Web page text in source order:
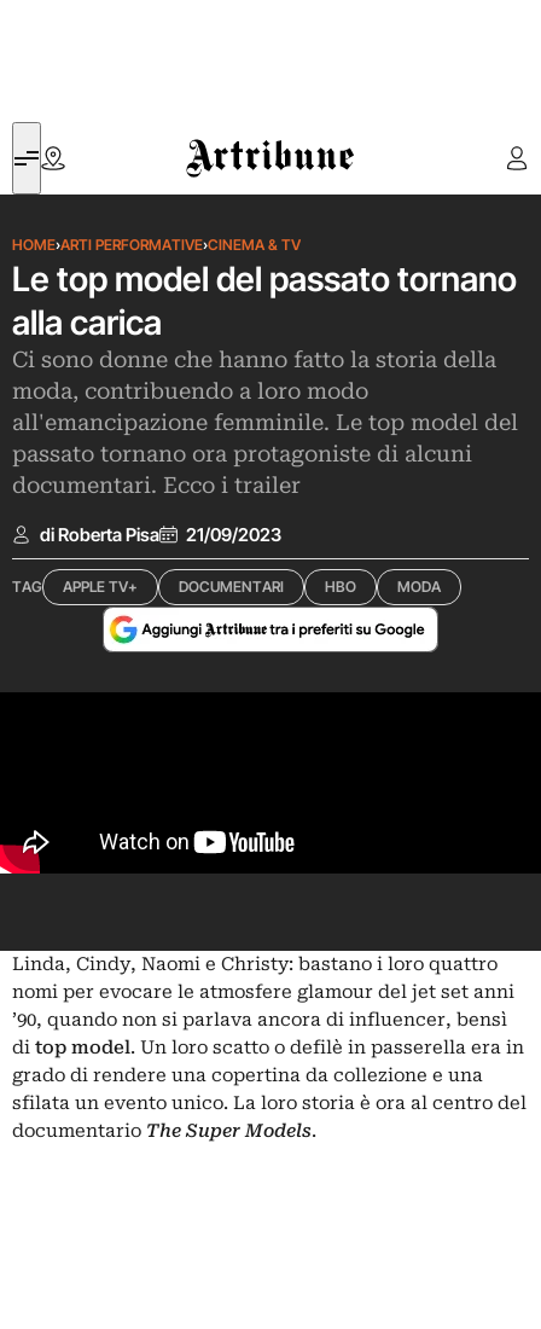
Artribune
HOME›ARTI PERFORMATIVE›CINEMA & TV
Le top model del passato tornano
alla carica
Ci sono donne che hanno fatto la storia della
moda, contribuendo a loro modo
all'emancipazione femminile. Le top model del
passato tornano ora protagoniste di alcuni
documentari. Ecco i trailer
di Roberta Pisa 21/09/2023
TAG APPLE TV+ DOCUMENTARI HBO MODA
Linda, Cindy, Naomi e Christy: bastano i loro quattro
nomi per evocare le atmosfere glamour del jet set anni
’90, quando non si parlava ancora di influencer, bensì
di top model. Un loro scatto o defilè in passerella era in
grado di rendere una copertina da collezione e una
sfilata un evento unico. La loro storia è ora al centro del
documentario The Super Models.